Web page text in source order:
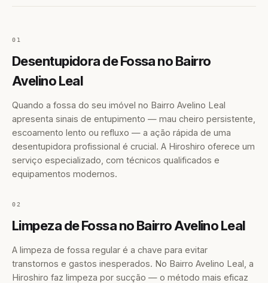
01
Desentupidora de Fossa no Bairro
Avelino Leal
Quando a fossa do seu imóvel no Bairro Avelino Leal
apresenta sinais de entupimento — mau cheiro persistente,
escoamento lento ou refluxo — a ação rápida de uma
desentupidora profissional é crucial. A Hiroshiro oferece um
serviço especializado, com técnicos qualificados e
equipamentos modernos.
02
Limpeza de Fossa no Bairro Avelino Leal
A limpeza de fossa regular é a chave para evitar
transtornos e gastos inesperados. No Bairro Avelino Leal, a
Hiroshiro faz limpeza por sucção — o método mais eficaz